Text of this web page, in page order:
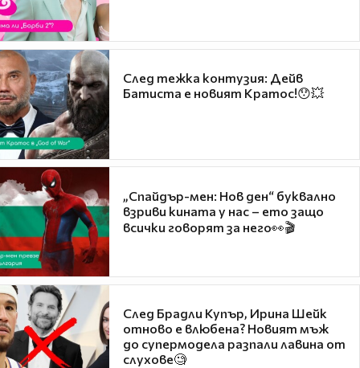
След тежка контузия: Дейв
Батиста е новият Кратос!😯💥
„Спайдър-мен: Нов ден“ буквално
взриви кината у нас – ето защо
всички говорят за него👀🎬
След Брадли Купър, Ирина Шейк
отново е влюбена? Новият мъж
до супермодела разпали лавина от
слухове🧐